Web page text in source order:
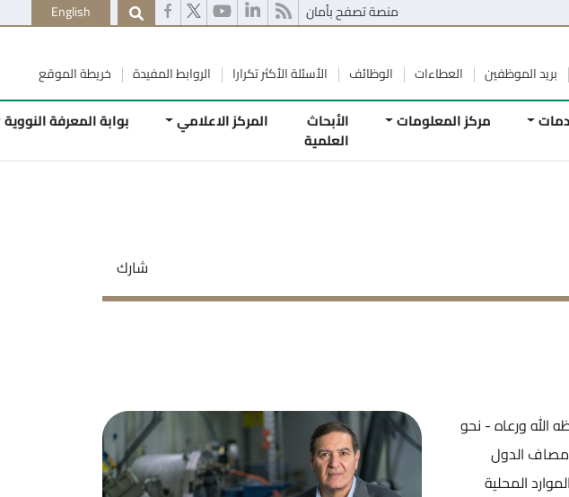
English
العطاءات الوظائف الأسئلة الأكثر تكرارا الروابط المفيدة خريطة الموقع
الأبحاث المركز الاعلامي بوابة المعرفة النووية اتصل